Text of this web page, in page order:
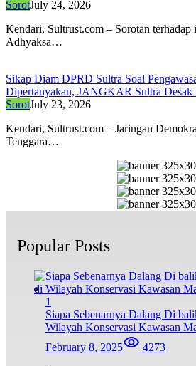
SorotJuly 24, 2026
Kendari, Sultrust.com – Sorotan terhadap
Adhyaksa…
Sikap Diam DPRD Sultra Soal
Dipertanyakan, JANGKAR Sultra Desak
SorotJuly 23, 2026
Kendari, Sultrust.com – Jaringan
Tenggara…
Popular Posts
1
Siapa Sebenarnya Dalang Di
Wilayah Konservasi Kawasan
February 8, 2025
4273